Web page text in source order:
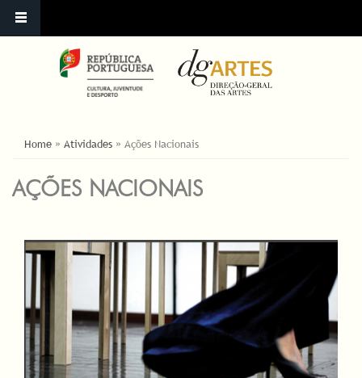
ESTÁ AQUI
Home » Atividades » Ações Nacionais
AÇÕES NACIONAIS
PÁGINAS